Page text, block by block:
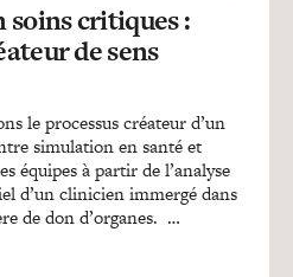
soins critiques :
de sens
le processus créateur d’un
simulation en santé et
équipes à partir de l’analyse
d’un clinicien immergé dans
de don d’organes. …